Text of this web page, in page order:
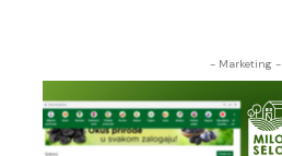
- Marketing -